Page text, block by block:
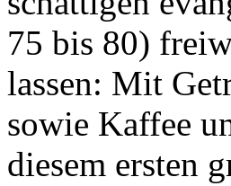
75 bis 80)
lassen: Mit
sowie Kaffee
diesem ersten